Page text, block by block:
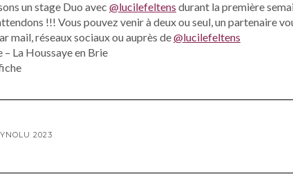
un stage Duo avec @lucilefeltens durant la première
!!! Vous pouvez venir à deux ou seul, un partenaire
mail, réseaux sociaux ou auprès de@lucilefeltens
– La Houssaye en Brie
2023